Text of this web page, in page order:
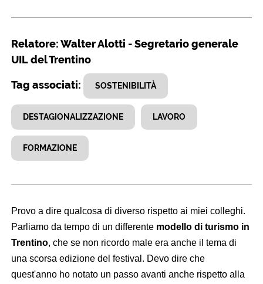
Relatore: Walter Alotti - Segretario generale
UIL del Trentino
Tag associati: SOSTENIBILITÀ
DESTAGIONALIZZAZIONE LAVORO
FORMAZIONE
Provo a dire qualcosa di diverso rispetto ai miei colleghi.
Parliamo da tempo di un differente modello di turismo in
Trentino, che se non ricordo male era anche il tema di
una scorsa edizione del festival. Devo dire che
quest'anno ho notato un passo avanti anche rispetto alla